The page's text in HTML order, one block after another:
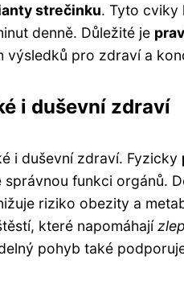
strečinku. Tyto cviky
denně. Důležité je
výsledků pro zdraví a
i duševní zdraví
i duševní zdraví. Fyzicky
správnou funkci orgánů.
riziko obezity a
které napomáhají
pohyb také